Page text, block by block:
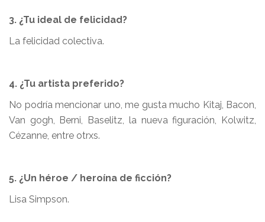
3. ¿Tu ideal de felicidad?
La felicidad colectiva.
4. ¿Tu artista preferido?
No podría mencionar uno, me gusta mucho Kitaj, Bacon,
Van gogh, Berni, Baselitz, la nueva figuración, Kolwitz,
Cézanne, entre otrxs.
5. ¿Un héroe / heroína de ficción?
Lisa Simpson.